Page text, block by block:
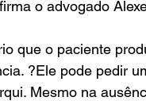
o advogado
que o paciente
?Ele pode pedir
Mesmo na